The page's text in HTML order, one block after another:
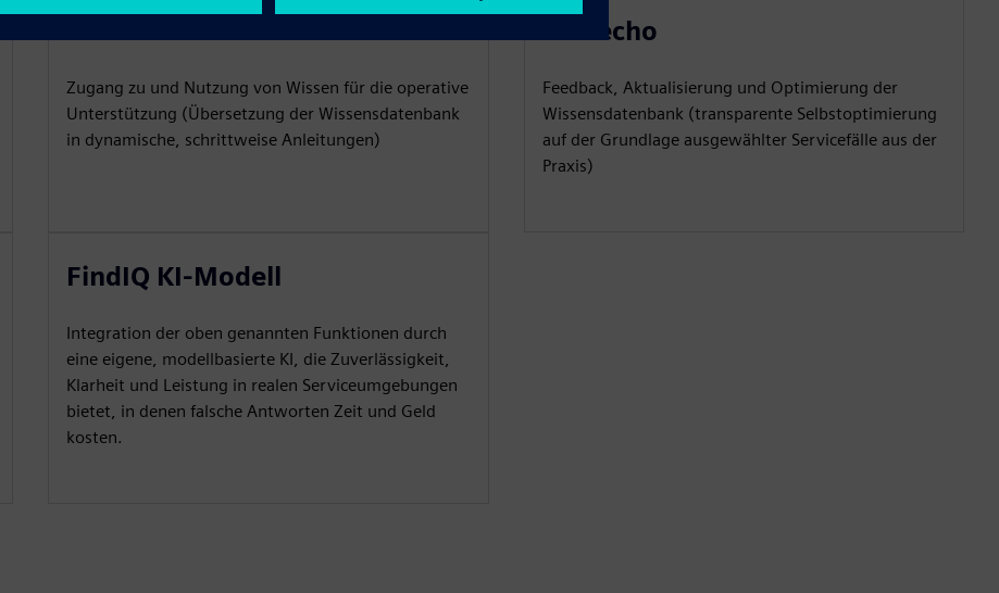
Zugang zu und Nutzung von Wissen für die operative
Unterstützung (Übersetzung der Wissensdatenbank
in dynamische, schrittweise Anleitungen)
Feldecho
Feedback, Aktualisierung und Optimierung der
Wissensdatenbank (transparente Selbstoptimierung
auf der Grundlage ausgewählter Servicefälle aus der
Praxis)
FindIQ KI-Modell
Integration der oben genannten Funktionen durch
eine eigene, modellbasierte KI, die Zuverlässigkeit,
Klarheit und Leistung in realen Serviceumgebungen
bietet, in denen falsche Antworten Zeit und Geld
kosten.